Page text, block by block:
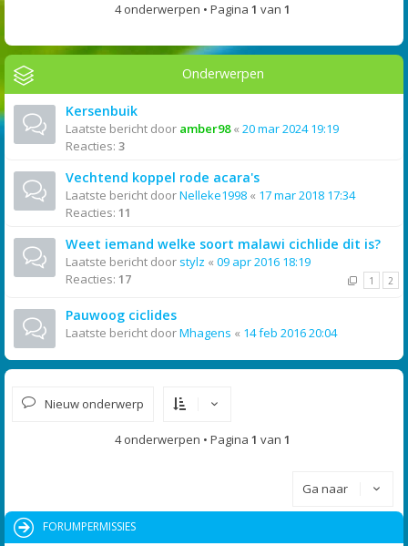
4 onderwerpen • Pagina 1 van 1
Onderwerpen
Kersenbuik
Laatste bericht door amber98« 20 mar 2024 19:19
Reacties: 3
Vechtend koppel rode acara's
Laatste bericht doorNelleke1998 « 17 mar 2018 17:34
Reacties: 11
Weet iemand welke soort malawi cichlide dit is?
Laatste bericht door stylz « 09 apr 2016 18:19
Reacties: 17 1 2
Pauwoog ciclides
Laatste bericht doorMhagens « 14 feb 2016 20:04
Nieuw onderwerp
4 onderwerpen • Pagina 1 van 1
Ga naar
FORUMPERMISSIES